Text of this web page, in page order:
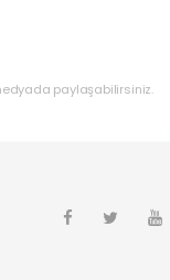
paylaşabilirsiniz.